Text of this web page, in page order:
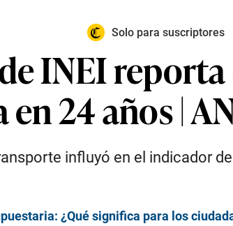
Solo para suscriptores
INEI
24 años |
influyó en el indicador
¿Qué significa para los